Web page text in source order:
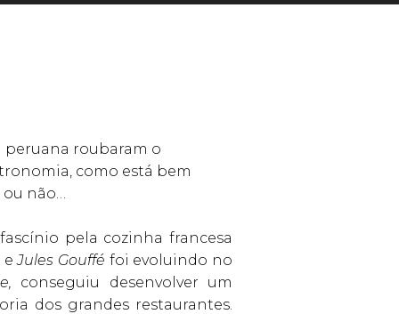
peruana roubaram o
como está bem
ou não…
pela cozinha francesa
e Jules Gouffé foi evoluindo no
conseguiu desenvolver um
dos grandes restaurantes.